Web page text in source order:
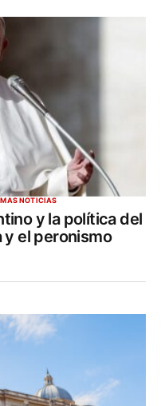
NOTICIAS
y la política del
y el peronismo